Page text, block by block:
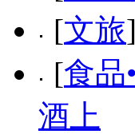
[文旅]
[食品
酒上